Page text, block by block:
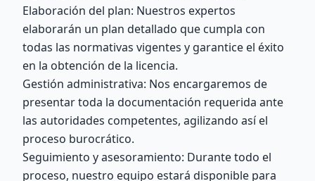
Elaboración del plan: Nuestros expertos
elaborarán un plan detallado que cumpla con
todas las normativas vigentes y garantice el éxito
en la obtención de la licencia.
Gestión administrativa: Nos encargaremos de
presentar toda la documentación requerida ante
las autoridades competentes, agilizando así el
proceso burocrático.
Seguimiento y asesoramiento: Durante todo el
proceso, nuestro equipo estará disponible para